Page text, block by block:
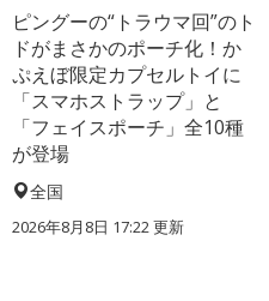
ピングーの“トラウマ回”のト
ドがまさかのポーチ化！か
ぷえぼ限定カプセルトイに
「スマホストラップ」と
「フェイスポーチ」全10種
が登場
全国
2026年8月8日 17:22更新